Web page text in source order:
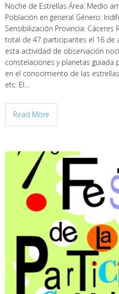
Noche de Estrellas Área: Medio
Población en general Género:
Sensibilización Provincia:
total de 47 participantes el 16 de
esta actividad de observación
constelaciones y planetas
en el conocimiento de las
etc. El…
Read More